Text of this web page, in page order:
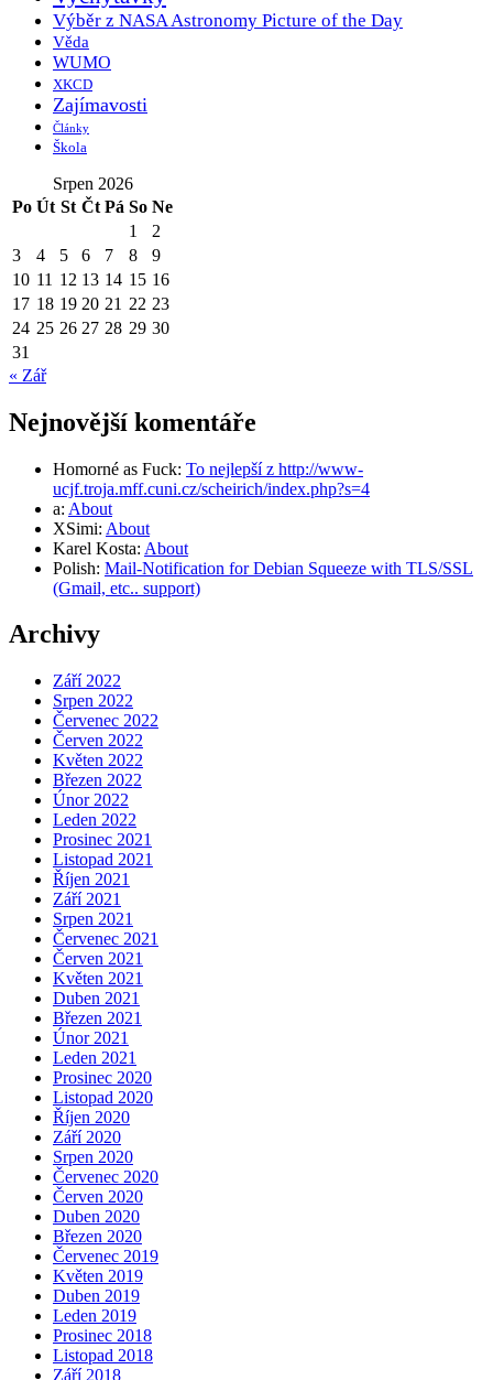
Výběr z NASA Astronomy Picture of the Day
Věda
WUMO
XKCD
Zajímavosti
Články
Škola
Srpen 2026
Po Út St Čt Pá So Ne
1
2
3
4 5 6 7 8
9
10 11 12 13 14 15 16
17 18 19 20 21 22 23
24 25 26 27 28 29 30
31
« Zář
Nejnovější komentáře
Homorné as Fuck: To nejlepší z http://www-
ucjf.troja.mff.cuni.cz/scheirich/index.php?s=4
a: About
XSimi: About
Karel Kosta: About
Polish: Mail-Notification for Debian Squeeze with TLS/SSL
(Gmail, etc.. support)
Archivy
Září 2022
Srpen 2022
Červenec 2022
Červen 2022
Květen 2022
Březen 2022
Únor 2022
Leden 2022
Prosinec 2021
Listopad 2021
Říjen 2021
Září 2021
Srpen 2021
Červenec 2021
Červen 2021
Květen 2021
Duben 2021
Březen 2021
Únor 2021
Leden 2021
Prosinec 2020
Listopad 2020
Říjen 2020
Září 2020
Srpen 2020
Červenec 2020
Červen 2020
Duben 2020
Březen 2020
Červenec 2019
Květen 2019
Duben 2019
Leden 2019
Prosinec 2018
Listopad 2018
Září 2018